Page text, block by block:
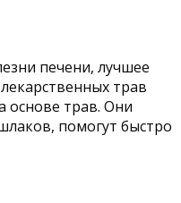
печени, лучшее
трав
основе трав. Они
помогут быстро